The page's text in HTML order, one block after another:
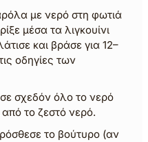
με νερό στη φωτιά
μέσα τα λιγκουίνι
και βράσε για 12–
οδηγίες των
σχεδόν όλο το νερό
το ζεστό νερό.
το βούτυρο (αν